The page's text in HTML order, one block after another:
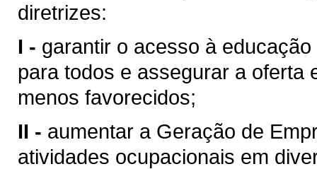
diretrizes:
I - garantir o acesso à
para todos e assegurar a oferta
menos favorecidos;
II - aumentar a Geração de
atividades ocupacionais em